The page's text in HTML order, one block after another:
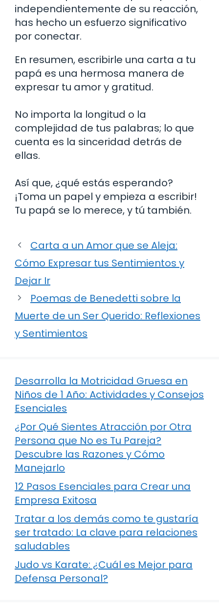
independientemente de su reacción,
has hecho un esfuerzo significativo
por conectar.
En resumen, escribirle una carta a tu
papá es una hermosa manera de
expresar tu amor y gratitud.
No importa la longitud o la
complejidad de tus palabras; lo que
cuenta es la sinceridad detrás de
ellas.
Así que, ¿qué estás esperando?
¡Toma un papel y empieza a escribir!
Tu papá se lo merece, y tú también.
Carta a un Amor que se Aleja:
Cómo Expresar tus Sentimientos y
Dejar Ir
Poemas de Benedetti sobre la
Muerte de un Ser Querido: Reflexiones
y Sentimientos
Desarrolla la Motricidad Gruesa en
Niños de 1 Año: Actividades y Consejos
Esenciales
¿Por Qué Sientes Atracción por Otra
Persona que No es Tu Pareja?
Descubre las Razones y Cómo
Manejarlo
12 Pasos Esenciales para Crear una
Empresa Exitosa
Tratar a los demás como te gustaría
ser tratado: La clave para relaciones
saludables
Judo vs Karate: ¿Cuál es Mejor para
Defensa Personal?